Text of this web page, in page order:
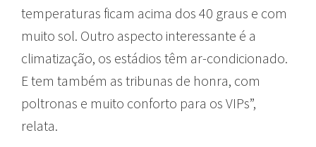
temperaturas ficam acima dos 40 graus e com
muito sol. Outro aspecto interessante é a
climatização, os estádios têm ar-condicionado.
E tem também as tribunas de honra, com
poltronas e muito conforto para os VIPs”,
relata.